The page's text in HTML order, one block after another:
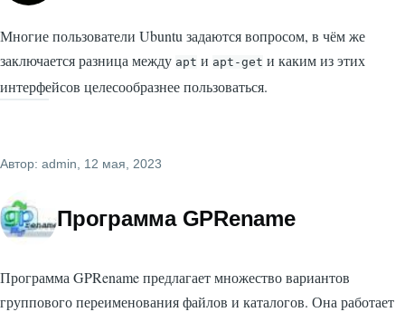
Многие пользователи Ubuntu задаются вопросом, в чём же
заключается разница между apt и apt-get и каким из этих
интерфейсов целесообразнее пользоваться.
Автор: admin , 12 мая, 2023
Программа GPRename
Программа GPRename предлагает множество вариантов
группового переименования файлов и каталогов. Она работает